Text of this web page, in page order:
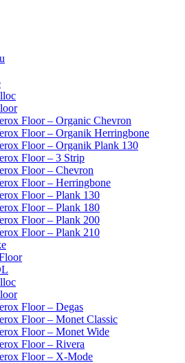
Floor – Organic Chevron
Floor – Organik Herringbone
Floor – Organik Plank 130
Floor – 3 Strip
Floor – Chevron
Floor – Herringbone
Floor – Plank 130
Floor – Plank 180
Floor – Plank 200
Floor – Plank 210
Floor – Degas
Floor – Monet Classic
Floor – Monet Wide
Floor – Rivera
Floor – X-Mode